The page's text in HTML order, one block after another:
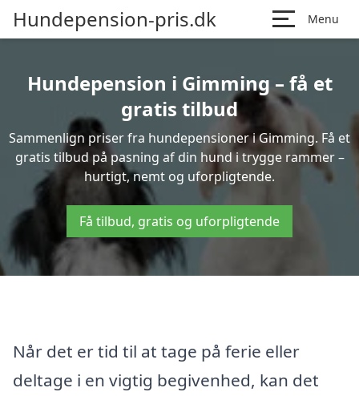
Hundepension-pris.dk Menu
Hundepension i Gimming – få et
gratis tilbud
Sammenlign priser fra hundepensioner i Gimming. Få et
gratis tilbud på pasning af din hund i trygge rammer –
hurtigt, nemt og uforpligtende.
Få tilbud, gratis og uforpligtende
Når det er tid til at tage på ferie eller
deltage i en vigtig begivenhed, kan det